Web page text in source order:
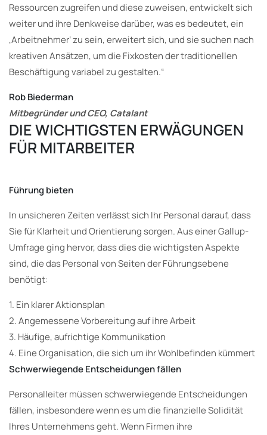
Ressourcen zugreifen und diese zuweisen, entwickelt sich
weiter und ihre Denkweise darüber, was es bedeutet, ein
‚Arbeitnehmer‘ zu sein, erweitert sich, und sie suchen nach
kreativen Ansätzen, um die Fixkosten der traditionellen
Beschäftigung variabel zu gestalten.“
Rob Biederman
Mitbegründer und CEO, Catalant
DIE WICHTIGSTEN ERWÄGUNGEN
FÜR MITARBEITER
Führung bieten
In unsicheren Zeiten verlässt sich Ihr Personal darauf, dass
Sie für Klarheit und Orientierung sorgen. Aus einer Gallup-
Umfrage ging hervor, dass dies die wichtigsten Aspekte
sind, die das Personal von Seiten der Führungsebene
benötigt:
1. Ein klarer Aktionsplan
2. Angemessene Vorbereitung auf ihre Arbeit
3. Häufige, aufrichtige Kommunikation
4. Eine Organisation, die sich um ihr Wohlbefinden kümmert
Schwerwiegende Entscheidungen fällen
Personalleiter müssen schwerwiegende Entscheidungen
fällen, insbesondere wenn es um die finanzielle Solidität
Ihres Unternehmens geht. Wenn Firmen ihre